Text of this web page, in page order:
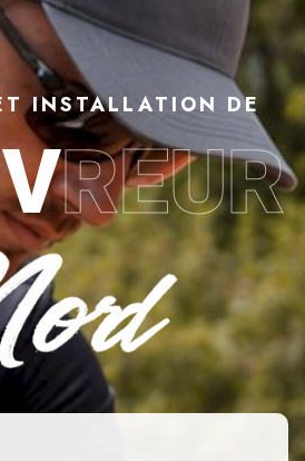
INSTALLATION DE
(59220) :
REUR